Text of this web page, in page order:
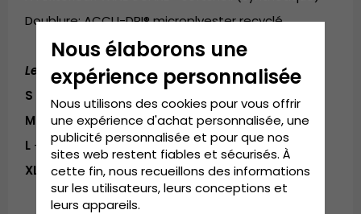
Doublure: ACCU-DRI® microplyester recyclé
Le guide des tailles (circonférence/longueur):
S
- 18.2-20.8 cm / 18.4-19.5 cm
M - 20.8-21.6 cm / 19-19.9 cm
L - 21.6-23.7 cm / 19.5-20.6 cm
XL
- 23.7-26 cm / 20.6-21.2 cm
Nous élaborons une
expérience personnalisée
Nous utilisons des cookies pour vous offrir
une expérience d'achat personnalisée, une
publicité personnalisée et pour que nos
sites web restent fiables et sécurisés. À
cette fin, nous recueillons des informations
sur les utilisateurs, leurs conceptions et
leurs appareils.